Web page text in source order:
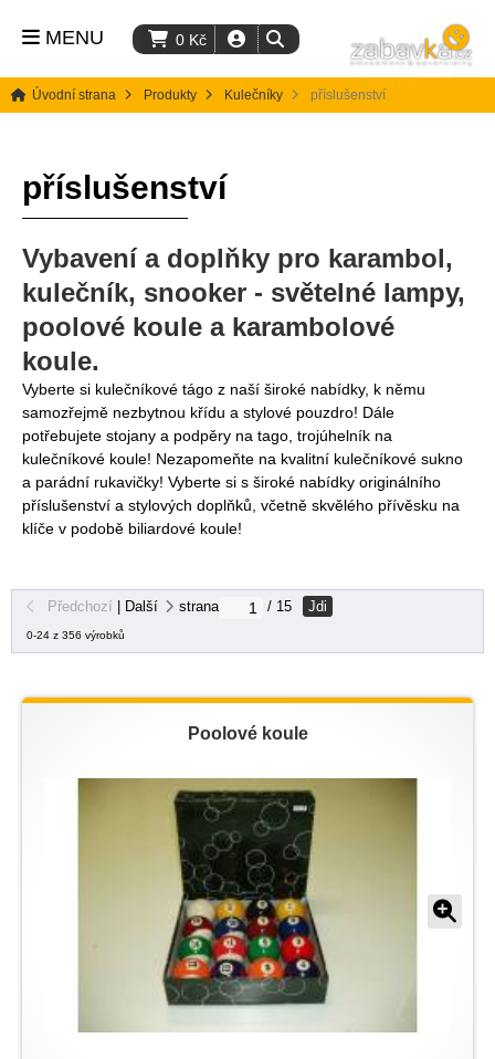
0 Kč
MENU
Úvodní strana Produkty Kulečníky příslušenství
příslušenství
Vybavení a doplňky pro karambol,
kulečník, snooker - světelné lampy,
poolové koule a karambolové
koule.
Vyberte si kulečníkové tágo z naší široké nabídky, k němu
samozřejmě nezbytnou křídu a stylové pouzdro! Dále
potřebujete stojany a podpěry na tago, trojúhelník na
kulečníkové koule! Nezapomeňte na kvalitní kulečníkové sukno
a parádní rukavičky! Vyberte si s široké nabídky originálního
příslušenství a stylových doplňků, včetně skvělého přívěsku na
klíče v podobě biliardové koule!
Předchozí Další strana / 15 Jdi
0-24 z 356 výrobků
Poolové koule